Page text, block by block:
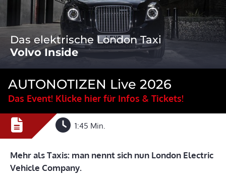
Das elektrische London Taxi
Volvo Inside
AUTONOTIZEN Live 2026
Das Event! Klicke hier für Infos & Tickets!
1:45 Min.
Mehr als Taxis: man nennt sich nun London Electric
Vehicle Company.